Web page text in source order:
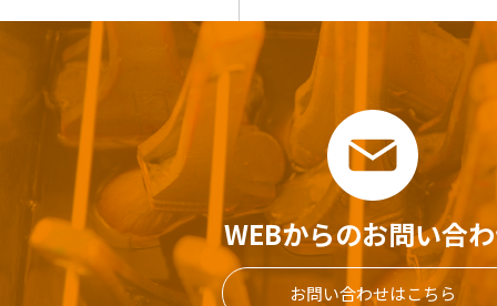
WEBからのお問い合
お問い合わせはこちら